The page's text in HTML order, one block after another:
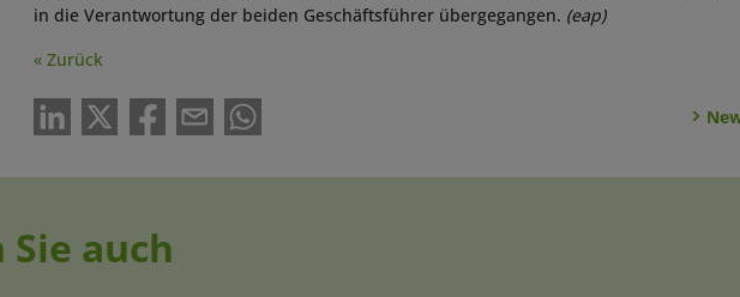
in die Verantwortung der beiden Geschäftsführer übergegangen. (eap)
« Zurück
Sie auch